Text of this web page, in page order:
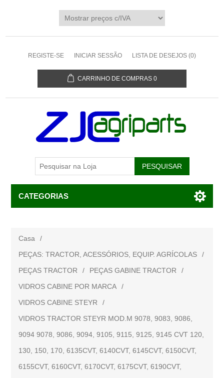
REGISTE-SE INICIAR SESSÃO LISTA DE DESEJOS (0)
CARRINHO DE COMPRAS 0
CATEGORIAS
Casa
/
PEÇAS: TRACTOR, ACESSÓRIOS, EQUIP. AGRÍCOLAS
/
PEÇAS TRACTOR
/ PEÇAS GABINE TRACTOR
/
VIDROS CABINE POR MARCA
/
VIDROS CABINE STEYR
/
VIDROS TRACTOR STEYR MOD.M 9078, 9083, 9086,
9094 9078, 9086, 9094, 9105, 9115, 9125, 9145 CVT 120,
130, 150, 170, 6135CVT, 6140CVT, 6145CVT, 6150CVT,
6155CVT, 6160CVT, 6170CVT, 6175CVT, 6190CVT,